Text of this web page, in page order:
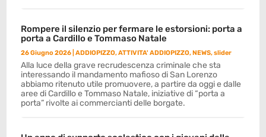
Rompere il silenzio per fermare le estorsioni: porta a
porta a Cardillo e Tommaso Natale
26 Giugno 2026 |ADDIOPIZZO,ATTIVITA' ADDIOPIZZO,NEWS,slider
Alla luce della grave recrudescenza criminale che sta
interessando il mandamento mafioso di San Lorenzo
abbiamo ritenuto utile promuovere, a partire da oggi e dalle
aree di Cardillo e Tommaso Natale, iniziative di “porta a
porta” rivolte ai commercianti delle borgate.